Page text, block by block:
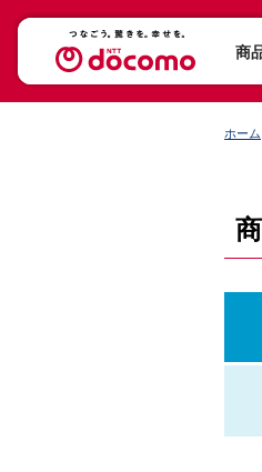
商
ホーム